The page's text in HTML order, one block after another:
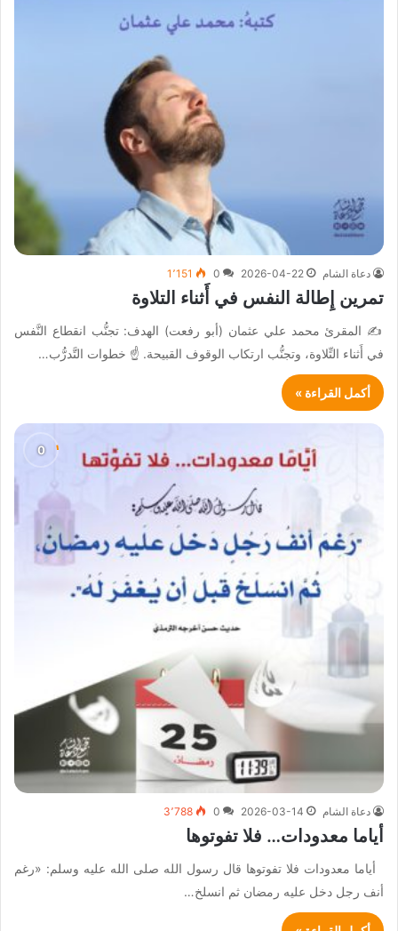
دعاة الشام 2026-04-22
0 1٬151
تمرين إِطالة النفس في أَثناء التلاوة
✍️ المقرئ محمد علي عثمان (أبو رفعت) الهدف: تجنُّب انقطاع النَّفس
في أَثناء التِّلاوة، وتجنُّب ارتكاب الوقوف القبيحة. ☝️ خطوات التَّدرُّب…
أكمل القراءة »
دعاة الشام 2026-03-14
0 3٬788
أياما معدودات… فلا تفوتوها
أياما معدودات فلا تفوتوها قال رسول الله صلى الله عليه وسلم: «رغم
أنف رجل دخل عليه رمضان ثم انسلخ…